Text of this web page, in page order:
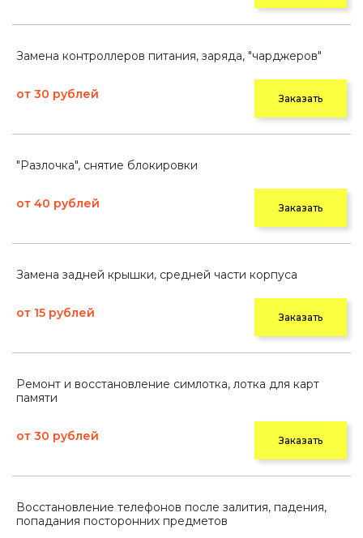
Замена контроллеров питания, заряда, "чарджеров"
от 30 рублей Заказать
"Разлочка", снятие блокировки
от 40 рублей Заказать
Замена задней крышки, средней части корпуса
от 15 рублей Заказать
Ремонт и восстановление симлотка, лотка для карт
памяти
от 30 рублей Заказать
Восстановление телефонов после залития, падения,
попадания посторонних предметов